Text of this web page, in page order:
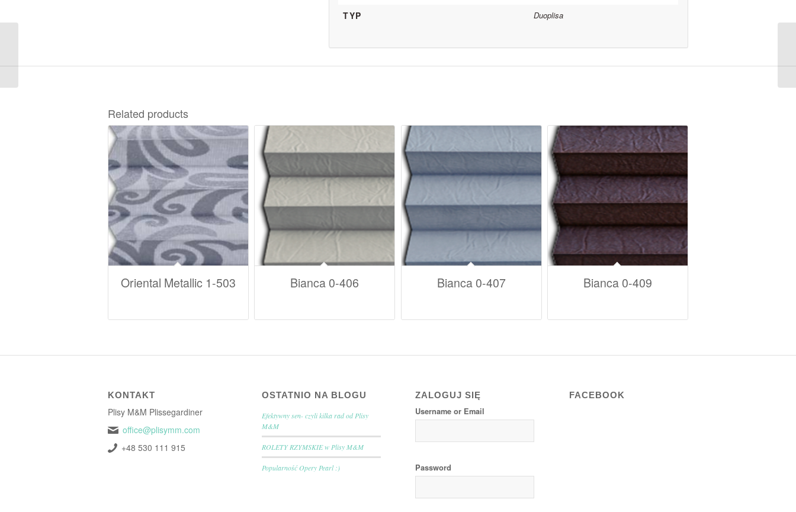
TYP Duoplisa
Related products
Oriental Metallic 1-503 Bianca 0-406 Bianca 0-407 Bianca 0-409
KONTAKT
Plisy M&M Plissegardiner
office@plisymm.com
+48 530 111 915
OSTATNIO NA BLOGU
Efektywny sen- czyli kilka rad od Plisy
M&M
ROLETY RZYMSKIE w Plisy M&M
Popularność Opery Pearl :)
ZALOGUJ SIĘ
Username or Email
Password
FACEBOOK